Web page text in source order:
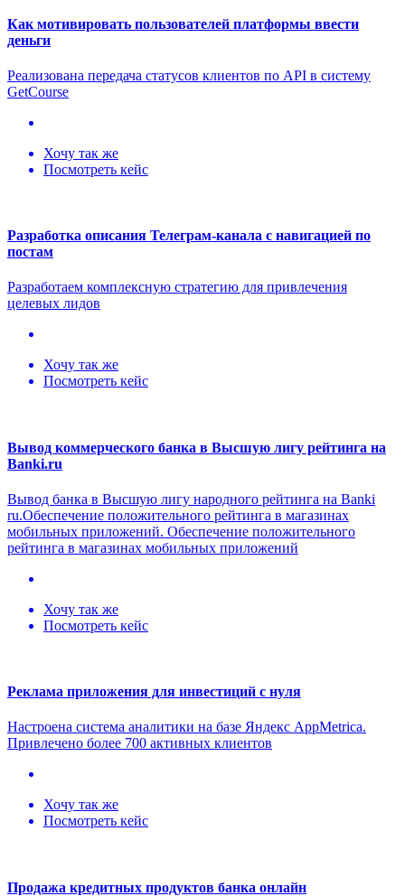
Как мотивировать пользователей платформы ввести
деньги
Реализована передача статусов клиентов по API в систему
GetCourse
Хочу так же
Посмотреть кейс
Разработка описания Телеграм-канала с навигацией по
постам
Разработаем комплексную стратегию для привлечения
целевых лидов
Хочу так же
Посмотреть кейс
Вывод коммерческого банка в Высшую лигу рейтинга на
Banki.ru
Вывод банка в Высшую лигу народного рейтинга на Banki
ru.Обеспечение положительного рейтинга в магазинах
мобильных приложений. Обеспечение положительного
рейтинга в магазинах мобильных приложений
Хочу так же
Посмотреть кейс
Реклама приложения для инвестиций с нуля
Настроена система аналитики на базе Яндекс AppMetriсa.
Привлечено более 700 активных клиентов
Хочу так же
Посмотреть кейс
Продажа кредитных продуктов банка онлайн